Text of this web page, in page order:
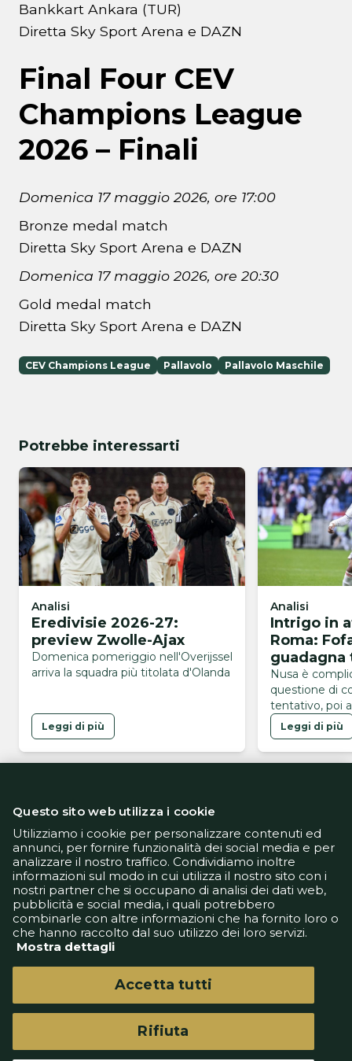
Bankkart Ankara (TUR)
Diretta Sky Sport Arena e DAZN
Final Four CEV
Champions League
2026 – Finali
Domenica 17 maggio 2026, ore 17:00
Bronze medal match
Diretta Sky Sport Arena e DAZN
Domenica 17 maggio 2026, ore 20:30
Gold medal match
Diretta Sky Sport Arena e DAZN
CEV Champions League Pallavolo Pallavolo Maschile
Potrebbe interessarti
Analisi
Eredivisie 2026-27:
preview Zwolle-Ajax
Domenica pomeriggio nell'Overijssel
arriva la squadra più titolata d'Olanda
Leggi di più
Analisi
Intrigo in
Roma:
guadagna
Nusa è
questione di
tentativo, poi
del Lione
Leggi di più
Informativa Privacy
Informativa Cookie
Tech App
Gestione preferenze
support@goldbetlive.it
GoldBetlive è un sito di GBO Italy Spa
Questo sito web utilizza i cookie
Utilizziamo i cookie per personalizzare contenuti ed
annunci, per fornire funzionalità dei social media e per
analizzare il nostro traffico. Condividiamo inoltre
informazioni sul modo in cui utilizza il nostro sito con i
nostri partner che si occupano di analisi dei dati web,
pubblicità e social media, i quali potrebbero
combinarle con altre informazioni che ha fornito loro o
che hanno raccolto dal suo utilizzo dei loro servizi.
Mostra dettagli
Rifiuta
Accetta tutti